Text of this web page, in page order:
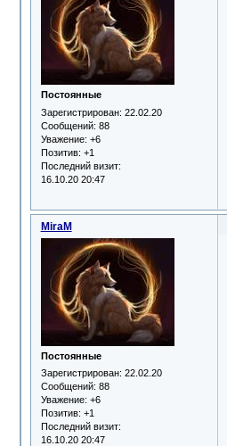
Постоянные
Зарегистрирован: 22.02.20
Сообщений: 88
Уважение: +6
Позитив: +1
Последний визит:
16.10.20 20:47
MiraM
Постоянные
Зарегистрирован: 22.02.20
Сообщений: 88
Уважение: +6
Позитив: +1
Последний визит:
16.10.20 20:47